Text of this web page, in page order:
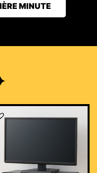
MINUTE